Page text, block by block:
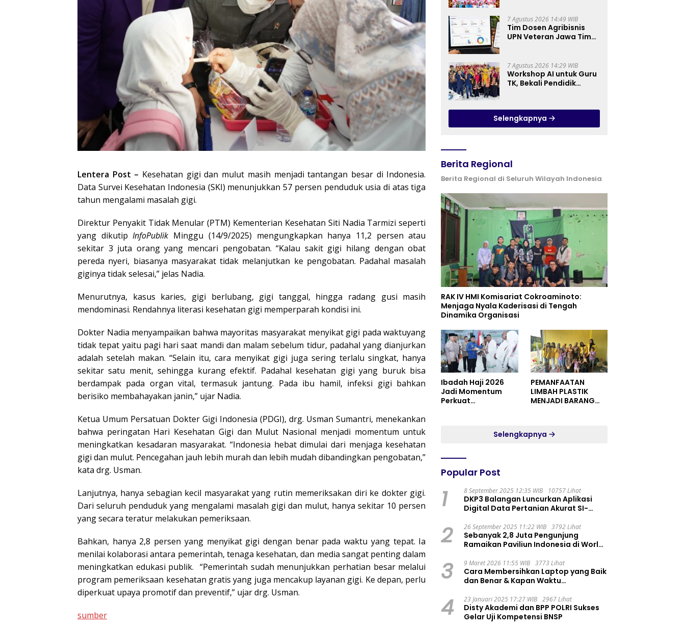
Lentera Post – Kesehatan gigi dan mulut masih menjadi tantangan besar di Indonesia.
Data Survei Kesehatan Indonesia (SKI) menunjukkan 57 persen penduduk usia di atas tiga
tahun mengalami masalah gigi.
Direktur Penyakit Tidak Menular (PTM) Kementerian Kesehatan Siti Nadia Tarmizi seperti
yang dikutipInfoPublik Minggu (14/9/2025) mengungkapkan hanya 11,2 persen atau
sekitar 3 juta orang yang mencari pengobatan. “Kalau sakit gigi hilang dengan obat
pereda nyeri, biasanya masyarakat tidak melanjutkan ke pengobatan. Padahal masalah
giginya tidak selesai,” jelas Nadia.
Menurutnya, kasus karies, gigi berlubang, gigi tanggal, hingga radang gusi masih
mendominasi. Rendahnya literasi kesehatan gigi memperparah kondisi ini.
Dokter Nadia menyampaikan bahwa mayoritas masyarakat menyikat gigi pada waktuyang
tidak tepat yaitu pagi hari saat mandi dan malam sebelum tidur, padahal yang dianjurkan
adalah setelah makan. “Selain itu, cara menyikat gigi juga sering terlalu singkat, hanya
sekitar satu menit, sehingga kurang efektif. Padahal kesehatan gigi yang buruk bisa
berdampak pada organ vital, termasuk jantung. Pada ibu hamil, infeksi gigi bahkan
berisiko membahayakan janin,” ujar Nadia.
Ketua Umum Persatuan Dokter Gigi Indonesia (PDGI), drg. Usman Sumantri, menekankan
bahwa peringatan Hari Kesehatan Gigi dan Mulut Nasional menjadi momentum untuk
meningkatkan kesadaran masyarakat. “Indonesia hebat dimulai dari menjaga kesehatan
gigi dan mulut. Pencegahan jauh lebih murah dan lebih mudah dibandingkan pengobatan,”
kata drg. Usman.
Lanjutnya, hanya sebagian kecil masyarakat yang rutin memeriksakan diri ke dokter gigi.
Dari seluruh penduduk yang mengalami masalah gigi dan mulut, hanya sekitar 10 persen
yang secara teratur melakukan pemeriksaan.
Bahkan, hanya 2,8 persen yang menyikat gigi dengan benar pada waktu yang tepat. Ia
menilai kolaborasi antara pemerintah, tenaga kesehatan, dan media sangat penting dalam
meningkatkan edukasi publik. “Pemerintah sudah menunjukkan perhatian besar melalui
program pemeriksaan kesehatan gratis yang juga mencakup layanan gigi. Ke depan, perlu
diperkuat upaya promotif dan preventif,” ujar drg. Usman.
sumber
untuk Keluarga
Pahlawan dan Perintis
Kemerdekaan
7 Agustus 2026 14:49 WIB
Tim Dosen Agribisnis
UPN Veteran Jawa Timur
untuk Kelompok Tani
dan UMKM
7 Agustus 2026 14:29 WIB
Workshop AI untuk Guru
TK, Bekali Pendidik
Membuat Media Ajar
Selengkapnya
Berita Regional
Berita Regional di Seluruh Wilayah Indonesia
RAK IV HMI Komisariat Cokroaminoto:
Menjaga Nyala Kaderisasi di Tengah
Dinamika Organisasi
Ibadah Haji 2026
Jadi Momentum
Perkuat
PEMANFAATAN
LIMBAH PLASTIK
MENJADI BARANG
RESIDENCE
Selengkapnya
Popular Post
1 8 September 2025 12:35 WIB 10757 Lihat
DKP3 Balangan Luncurkan Aplikasi
Digital Data Pertanian Akurat SI-
2 26 September 2025 11:22 WIB 3792 Lihat
Sebanyak 2,8 Juta Pengunjung
Ramaikan Paviliun Indonesia di World
3 9 Maret 2026 11:55 WIB 3773 Lihat
Cara Membersihkan Laptop yang Baik
dan Benar & Kapan Waktu
4 23 Januari 2025 17:27 WIB 2967 Lihat
Disty Akademi dan BPP POLRI Sukses
Gelar Uji Kompetensi BNSP